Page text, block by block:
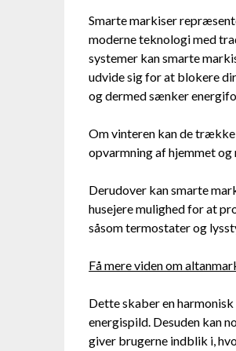
Smarte markiser
moderne teknologi med
systemer kan smarte
udvide sig for at blokere
og dermed sænker
Om vinteren kan de
opvarmning af hjemmet
Derudover kan smarte
husejere mulighed for at
såsom termostater og
Få mere viden om
Dette skaber en
energispild. Desuden kan
giver brugerne indblik i,